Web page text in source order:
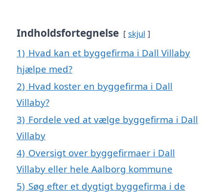
Indholdsfortegnelse skjul
1) Hvad kan et byggefirma i Dall Villaby
hjælpe med?
2) Hvad koster en byggefirma i Dall
Villaby?
3) Fordele ved at vælge byggefirma i Dall
Villaby
4) Oversigt over byggefirmaer i Dall
Villaby eller hele Aalborg kommune
5) Søg efter et dygtigt byggefirma i de